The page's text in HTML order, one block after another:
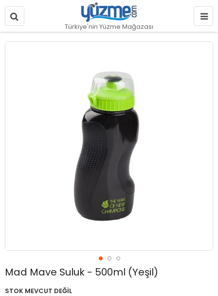
Türkiye'nin Yüzme Mağazası
Mad Mave Suluk - 500ml (Yeşil)
STOK MEVCUT DEĞIL
Resim
Resim
başlangıcına